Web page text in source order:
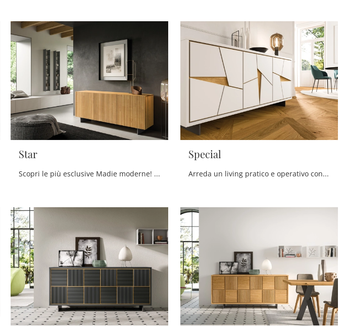
Star
Scopri le più esclusive Madie moderne! Clicca e leggi l'articolo: mobile soggiorno Star in legno, soluzione bella e di grande qualità.
Special
Arreda un living pratico e operativo con questa madia Special di FGF Mobili: scopri le più esclusive Madie in legno laccato.